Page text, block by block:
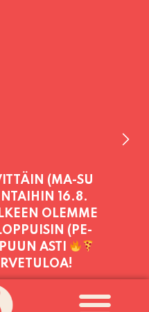
(MA-SU
16.8.
OLEMME
(PE-
ASTI
TÄNÄÄN:
- 21:00